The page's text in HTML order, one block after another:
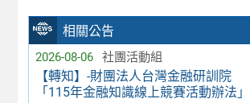
相關公告
2026-08-06 社團活動組
【轉知】-財團法人台灣金融研訓院
「115年金融知識線上競賽活動辦法」